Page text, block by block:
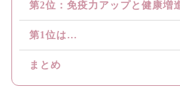
第2位：免疫力アップと健康増
第1位は…
まとめ